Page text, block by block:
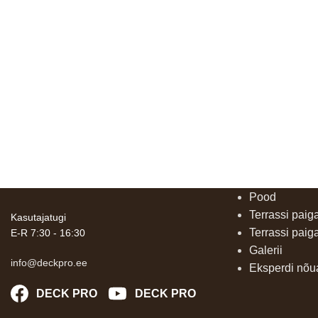
Kasutajatugi
E-R 7:30 - 16:30
info@deckpro.ee
DECK PRO DECK PRO
Pood
Terrassi
Terrassi
Galerii
Eksperdi